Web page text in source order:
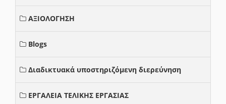
ΑΞΙΟΛΟΓΗΣΗ
Blogs
Διαδικτυακά υποστηριζόμενη διερεύνηση
ΕΡΓΑΛΕΙΑ ΤΕΛΙΚΗΣ ΕΡΓΑΣΙΑΣ